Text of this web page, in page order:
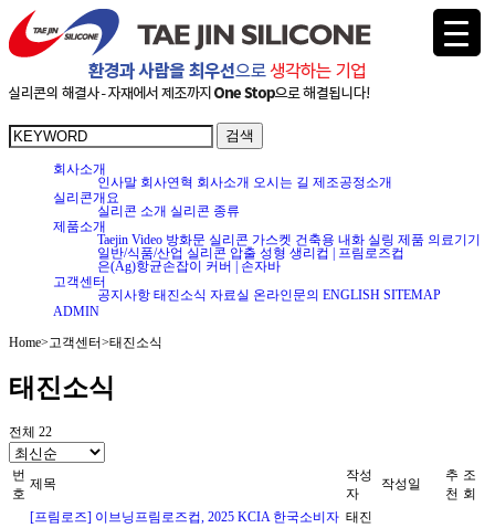
검색
회사소개
인사말 회사연혁 회사소개 오시는 길 제조공정소개
실리콘개요
실리콘 소개 실리콘 종류
제품소개
Taejin Video 방화문 실리콘 가스켓 건축용 내화 실링 제품 의료기기
일반/식품/산업 실리콘 압출 성형 생리컵 | 프림로즈컵
은(Ag)항균손잡이 커버 | 손자바
고객센터
공지사항 태진소식 자료실 온라인문의 ENGLISH SITEMAP
ADMIN
Home>고객센터>태진소식
태진소식
전체 22
번
호
제목
작성
자
작성일
추
천
조
회
[프림로즈] 이브닝프림로즈컵, 2025 KCIA 한국소비자 태진